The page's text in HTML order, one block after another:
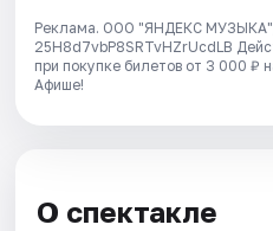
Реклама. ООО "ЯНДЕКС
25H8d7vbP8SRTvHZrUcdLB
при покупке билетов от 3 000 ₽
Афише!
О спектакле